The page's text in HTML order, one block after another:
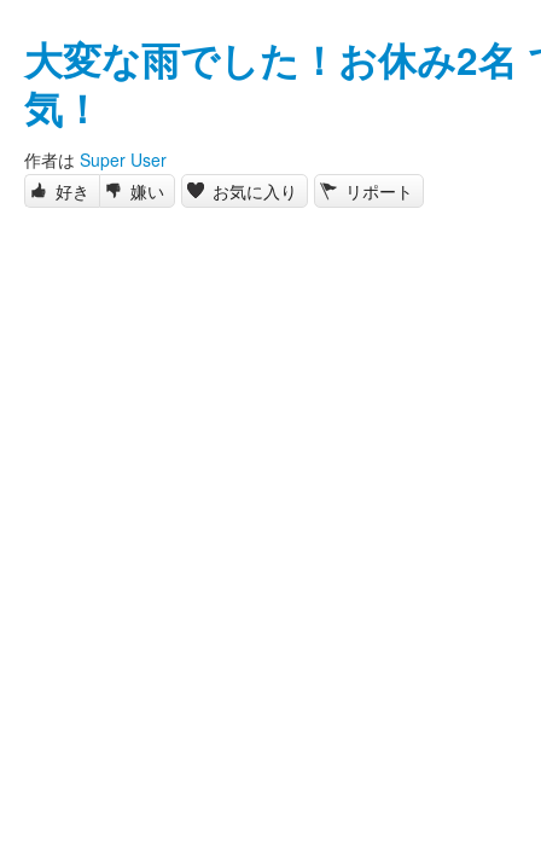
大変な雨でした！お休み2名
気！
作者は Super User
好き
嫌い お気に入り リポート